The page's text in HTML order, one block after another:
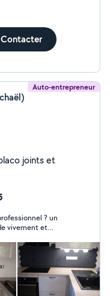
Contacter
Auto-entrepreneur
joints et
? un
vivement et